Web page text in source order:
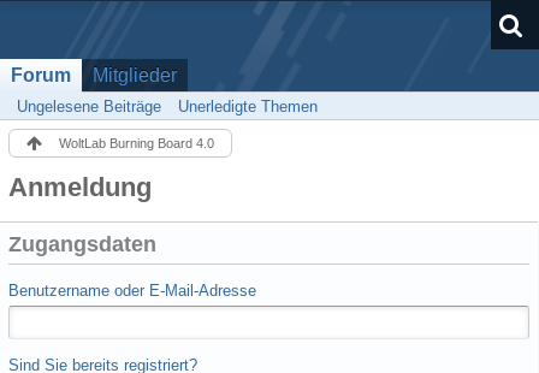
Forum Mitglieder
Ungelesene Beiträge Unerledigte Themen
WoltLab Burning Board 4.0
Anmeldung
Zugangsdaten
Benutzername oder E-Mail-Adresse
Sind Sie bereits registriert?